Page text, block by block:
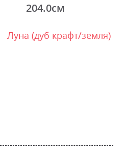
204.0см
Луна (дуб крафт/земля)